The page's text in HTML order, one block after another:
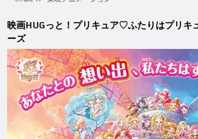
映画HUGっと！プリキュア♡ふたりはプリキ
ーズ